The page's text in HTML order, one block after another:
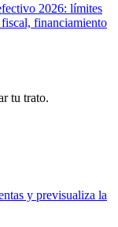
2026: límites
financiamiento
tu trato.
y previsualiza la